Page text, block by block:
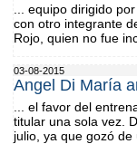
... equipo dirigido
con otro integrante
Rojo, quien no fue
03-08-2015
Angel Di María
... el favor del
titular una sola vez.
julio, ya que gozó